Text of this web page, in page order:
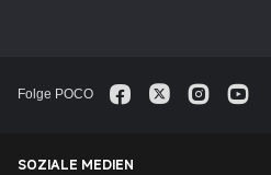
Folge POCO
SOZIALE MEDIEN